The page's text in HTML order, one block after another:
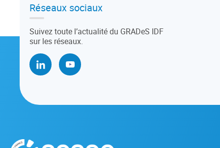
Réseaux sociaux
Suivez toute l’actualité du GRADeS IDF
sur les réseaux.